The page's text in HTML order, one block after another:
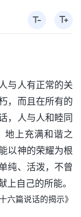
与人有正常的关
，而且在所有的
，人与人和睦同
地上充满和谐之
以神的荣耀为根
纯、活泼，不曾
上自己的所能。
篇说话的揭示》